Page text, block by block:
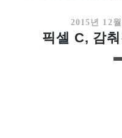
2015년 12
픽셀 C, 감